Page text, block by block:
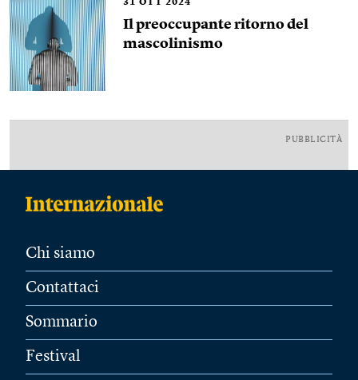
31 OTT 2024
Il preoccupante ritorno del
mascolinismo
PUBBLICITÀ
Chi siamo
Contattaci
Sommario
Festival